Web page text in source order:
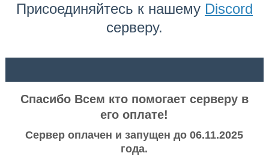
Присоединяйтесь к нашему Discord
серверу.
Спасибо Всем кто помогает серверу в
его оплате!
Сервер оплачен и запущен до 06.11.2025
года.